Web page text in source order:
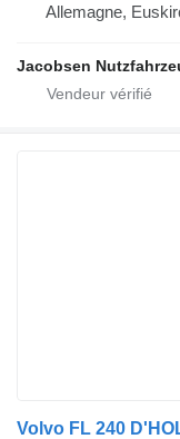
Allemagne,
Jacobsen
Volvo FL 240